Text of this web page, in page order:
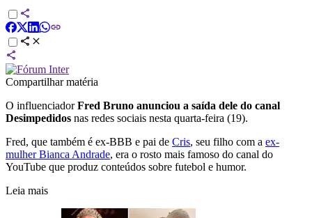
Compartilhar matéria
O influenciadorFred Bruno anunciou a saída dele do canal
Desimpedidos nas redes sociais nesta quarta-feira (19).
Fred, que também é ex-BBB e pai de Cris, seu filho com a ex-
mulher Bianca Andrade, era o rosto mais famoso do canal do
YouTube que produz conteúdos sobre futebol e humor.
Leia mais